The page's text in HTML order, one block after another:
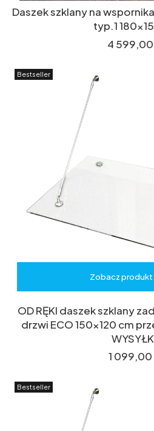
Daszek szklany na
typ.1
Cena
4 599,00
Bestseller
Zobacz produkt
OD RĘKI daszek szklany
drzwi ECO 150x120 cm
Cena
1 099,00
Bestseller